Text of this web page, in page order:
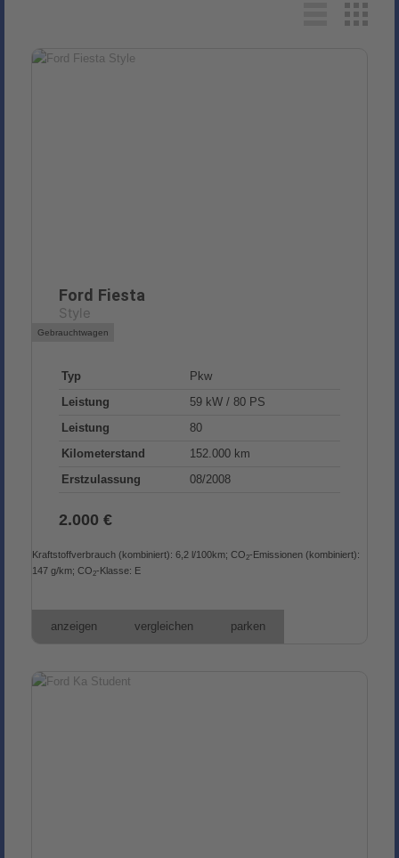
Ford Fiesta
Style
Gebrauchtwagen
Typ
Pkw
Leistung
59 kW / 80 PS
Leistung
80
Kilometerstand
152.000 km
Erstzulassung
08/2008
2.000 €
Kraftstoffverbrauch (kombiniert): 6,2 l/100km; CO2-Emissionen (kombiniert):
147 g/km; CO2-Klasse: E
anzeigen vergleichen parken